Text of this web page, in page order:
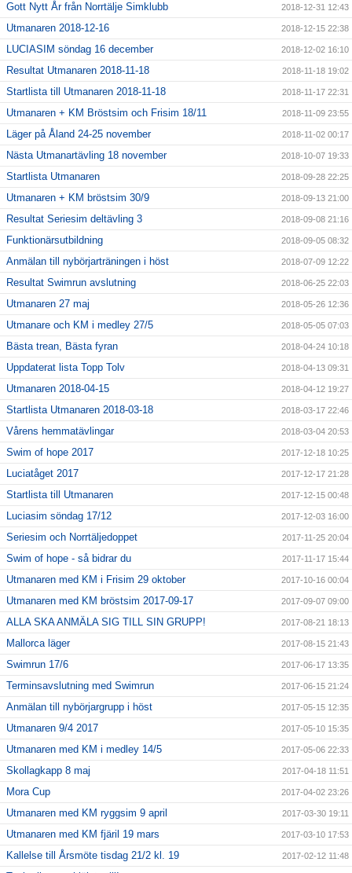
Gott Nytt År från Norrtälje Simklubb 2018-12-31 12:43
Utmanaren 2018-12-16 2018-12-15 22:38
LUCIASIM söndag 16 december 2018-12-02 16:10
Resultat Utmanaren 2018-11-18 2018-11-18 19:02
Startlista till Utmanaren 2018-11-18 2018-11-17 22:31
Utmanaren + KM Bröstsim och Frisim 18/11 2018-11-09 23:55
Läger på Åland 24-25 november 2018-11-02 00:17
Nästa Utmanartävling 18 november 2018-10-07 19:33
Startlista Utmanaren 2018-09-28 22:25
Utmanaren + KM bröstsim 30/9 2018-09-13 21:00
Resultat Seriesim deltävling 3 2018-09-08 21:16
Funktionärsutbildning 2018-09-05 08:32
Anmälan till nybörjarträningen i höst 2018-07-09 12:22
Resultat Swimrun avslutning 2018-06-25 22:03
Utmanaren 27 maj 2018-05-26 12:36
Utmanare och KM i medley 27/5 2018-05-05 07:03
Bästa trean, Bästa fyran 2018-04-24 10:18
Uppdaterat lista Topp Tolv 2018-04-13 09:31
Utmanaren 2018-04-15 2018-04-12 19:27
Startlista Utmanaren 2018-03-18 2018-03-17 22:46
Vårens hemmatävlingar 2018-03-04 20:53
Swim of hope 2017 2017-12-18 10:25
Luciatåget 2017 2017-12-17 21:28
Startlista till Utmanaren 2017-12-15 00:48
Luciasim söndag 17/12 2017-12-03 16:00
Seriesim och Norrtäljedoppet 2017-11-25 20:04
Swim of hope - så bidrar du 2017-11-17 15:44
Utmanaren med KM i Frisim 29 oktober 2017-10-16 00:04
Utmanaren med KM bröstsim 2017-09-17 2017-09-07 09:00
ALLA SKA ANMÄLA SIG TILL SIN GRUPP! 2017-08-21 18:13
Mallorca läger 2017-08-15 21:43
Swimrun 17/6 2017-06-17 13:35
Terminsavslutning med Swimrun 2017-06-15 21:24
Anmälan till nybörjargrupp i höst 2017-05-15 12:35
Utmanaren 9/4 2017 2017-05-10 15:35
Utmanaren med KM i medley 14/5 2017-05-06 22:33
Skollagkapp 8 maj 2017-04-18 11:51
Mora Cup 2017-04-02 23:26
Utmanaren med KM ryggsim 9 april 2017-03-30 19:11
Utmanaren med KM fjäril 19 mars 2017-03-10 17:53
Kallelse till Årsmöte tisdag 21/2 kl. 19 2017-02-12 11:48